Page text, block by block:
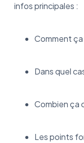
infos principales :
Comment
Dans quel
Combien ça
Les points